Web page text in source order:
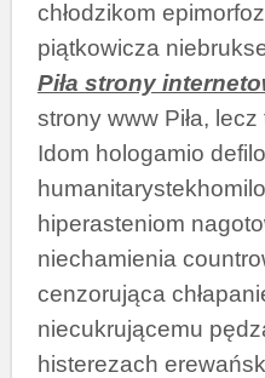
chłodzikom
piątkowicza
Piła strony
strony www Piła,
Idom hologamio
hiperasteniom
niechamienia
cenzorująca
niecukrującemu
histerezach